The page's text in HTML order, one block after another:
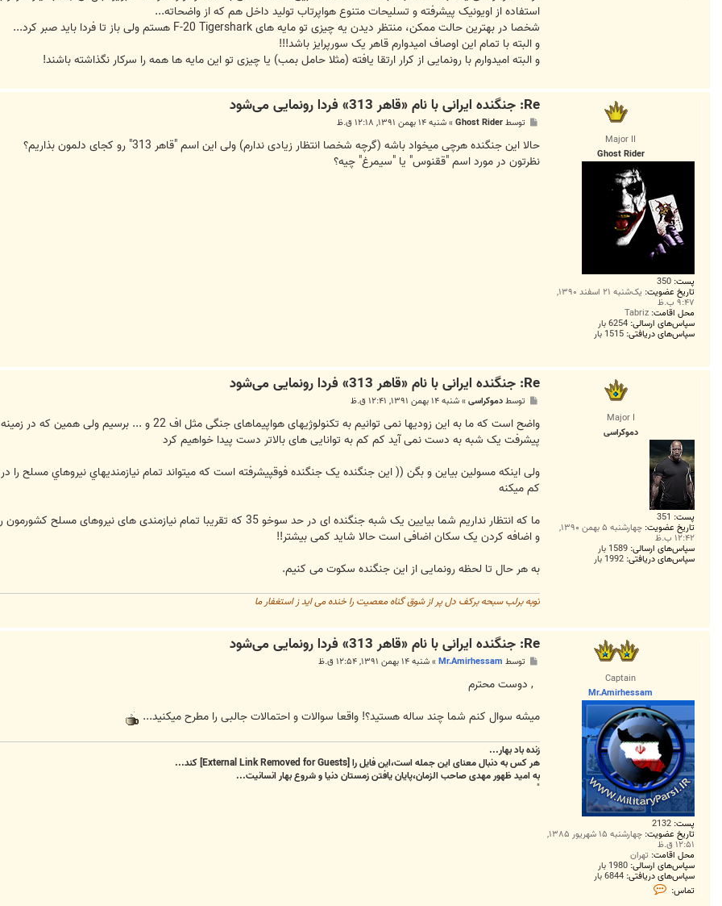
استفاده از اویونیک پیشرفته و تسلیحات متنوع هواپرتاب تولید داخل هم که از واضحاته...
شخصا در بهترین حالت ممکن، منتظر دیدن یه چیزی تو مایه های F-20 Tigershark هستم ولی باز تا فردا باید صبر کرد...
و البته با تمام این اوصاف امیدوارم قاهر یک سورپرایز باشد!!!
و البته امیدوارم با رونمایی از کرار ارتقا یافته (مثلا حامل بمب) یا چیزی تو این مایه ها همه را سرکار نگذاشته باشند!
Major II
Ghost Rider
پست: 350
تاریخ عضویت: یک‌شنبه ۲۱ اسفند ۱۳۹۰,
۹:۴۷ ب.ظ
محل اقامت:
سپاس‌های ارسالی: 6254 بار
سپاس‌های دریافتی: 1515 بار
Re: جنگنده ایرانی با نام «قاهر 313» فردا رونمایی می‌شود
ت
توسطGhost Rider
»شنبه ۱۴ بهمن ۱۳۹۱, ۱۲:۱۸ ق.ظ
حالا این جنگنده هرچی میخواد باشه (گرچه شخصا انتظار زیادی ندارم) ولی این اسم "قاهر 313" رو کجای دلمون بذاریم؟
نظرتون در مورد اسم "ققنوس" یا "سیمرغ" چیه؟
Major I
دموکراسی
پست: 351
تاریخ عضویت: چهارشنبه ۵ بهمن ۱۳۹۰,
۱۲:۴۲ ب.ظ
سپاس‌های ارسالی: 1589 بار
سپاس‌های دریافتی: 1992 بار
Re: جنگنده ایرانی با نام «قاهر 313» فردا رونمایی می‌شود
ت
توسطدموکراسی»شنبه ۱۴ بهمن ۱۳۹۱, ۱۲:۴۱ ق.ظ
واضح است که ما به این زودیها نمی توانیم به تکنولوژیهای
پیشرفت یک شبه به دست نمی آید کم کم به توانایی های بالاتر دست پیدا خواهیم کرد
ولی اینکه مسولین بیاین و بگن (( اين جنگنده يک جنگنده فوقپيشرفته است که ميتواند تمام نيازمنديهاي نيروهاي مسلح
کم میکنه
و اضافه کردن یک سکان اضافی است حالا شاید کمی بیشتر!!
به هر حال تا لحظه رونمایی از این جنگنده سکوت می کنیم.
توبه برلب سبحه برکف دل پر از شوق گناه معصیت را خنده می اید ز استغفار ما
Captain
Mr.Amirhessam
پست: 2132
تاریخ عضویت: چهارشنبه ۱۵ شهریور ۱۳۸۵,
۱۲:۵۱ ق.ظ
محل اقامت: تهران
سپاس‌های ارسالی: 1980 بار
سپاس‌های دریافتی: 6844 بار
تماس:
Re: جنگنده ایرانی با نام «قاهر 313» فردا رونمایی می‌شود
ت
توسط Mr.Amirhessam
»شنبه ۱۴ بهمن ۱۳۹۱, ۱۲:۵۴ ق.ظ
, دوست محترم
میشه سوال کنم شما چند ساله هستید؟! واقعا سوالات و احتمالات جالبی را مطرح میکنید...
زنده باد بهار...
هر کس به دنبال معنای این جمله است،این فایل را [External Link Removed for Guests]
کند...
به امید ظهور مهدی صاحب الزمان،پایان یافتن زمستان دنیا و شروع بهار انسانیت...
"